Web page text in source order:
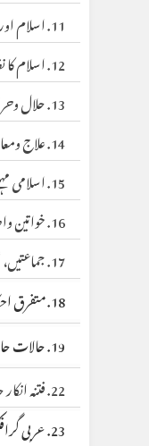
11. اسلام اور عصر حاضر
12. اسلام کا نظام قضا
13. حلال وحرام
14. علاج ومعالجہ
15. اسلامی مہینے
16. خواتین واطفال
17. جماعتیں، تحریکیں، ادارے
18. متفرق احکام ومسائل
19. حالات حاضرہ
22. فتنہ انکار حدیث
23. عربی گرافکس